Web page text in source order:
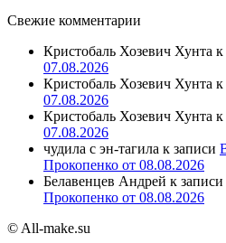
Свежие комментарии
Кристобаль Хозевич Хунта к
07.08.2026
Кристобаль Хозевич Хунта к
07.08.2026
Кристобаль Хозевич Хунта к
07.08.2026
чудила с эн-тагила к записи
Прокопенко от 08.08.2026
Белавенцев Андрей к записи
Прокопенко от 08.08.2026
© All-make.su